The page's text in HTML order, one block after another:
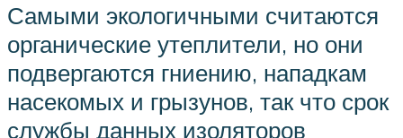
Самыми экологичными считаются
органические утеплители, но они
подвергаются гниению, нападкам
насекомых и грызунов, так что срок
службы данных изоляторов